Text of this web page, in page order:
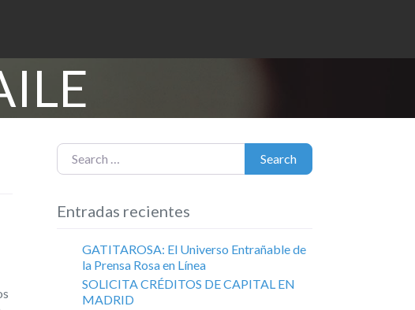
Search for:
Search
Entradas recientes
GATITAROSA: El Universo Entrañable de
la Prensa Rosa en Línea
SOLICITA CRÉDITOS DE CAPITAL EN
MADRID